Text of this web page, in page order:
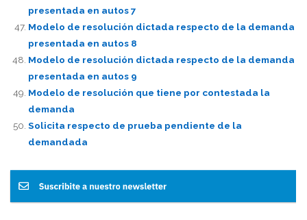
presentada en autos 7
Modelo de resolución dictada respecto de la demanda
presentada en autos 8
Modelo de resolución dictada respecto de la demanda
presentada en autos 9
Modelo de resolución que tiene por contestada la
demanda
Solicita respecto de prueba pendiente de la
demandada